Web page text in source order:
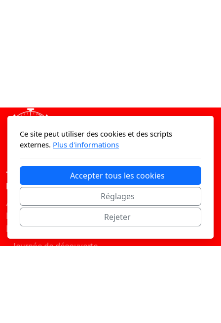
Team Rallye Routier Suisse
Menu principal
Accueil
Nos actions
Journée de découverte
Ce site peut utiliser des cookies et des scripts
externes. Plus d'informations
Accepter tous les cookies
Réglages
Rejeter